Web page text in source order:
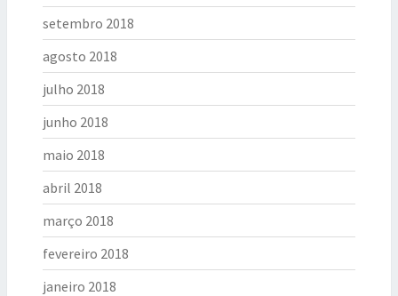
setembro 2018
agosto 2018
julho 2018
junho 2018
maio 2018
abril 2018
março 2018
fevereiro 2018
janeiro 2018